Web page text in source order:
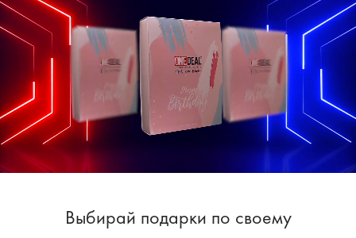
Выбирай подарки по своему